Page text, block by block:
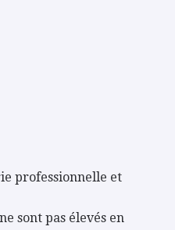
professionnelle et
sont pas élevés en